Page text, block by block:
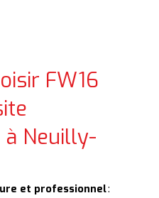
FW16
à Neuilly-
et professionnel: